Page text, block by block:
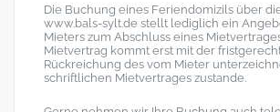
Die Buchung eines Feriendomizils über
www.bals-sylt.de stellt lediglich ein
Mieters zum Abschluss eines
Mietvertrag kommt erst mit der
Rückreichung des vom Mieter
schriftlichen Mietvertrages zustande.